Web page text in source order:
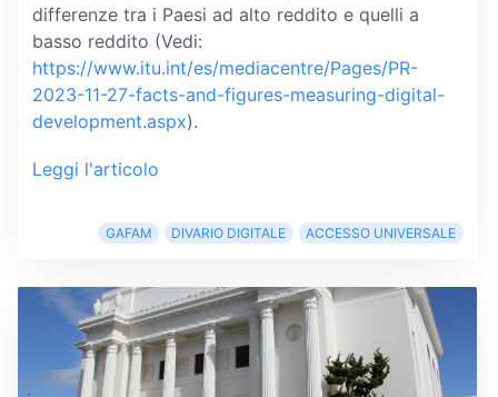
differenze tra i Paesi ad alto reddito e quelli a
basso reddito (Vedi:
https://www.itu.int/es/mediacentre/Pages/PR-
2023-11-27-facts-and-figures-measuring-digital-
development.aspx).
Leggi l'articolo
GAFAM DIVARIO DIGITALE ACCESSO UNIVERSALE